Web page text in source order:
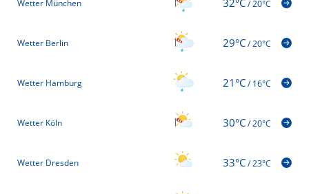
Wetter München /20°C
Wetter Berlin 29°C/20°C
Wetter Hamburg 21°C/16°C
Wetter Köln 30°C/20°C
Wetter Dresden 33°C/23°C